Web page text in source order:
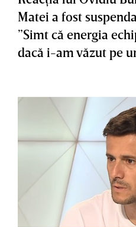
Matei a fost
”Simt că energia
dacă i-am văzut pe